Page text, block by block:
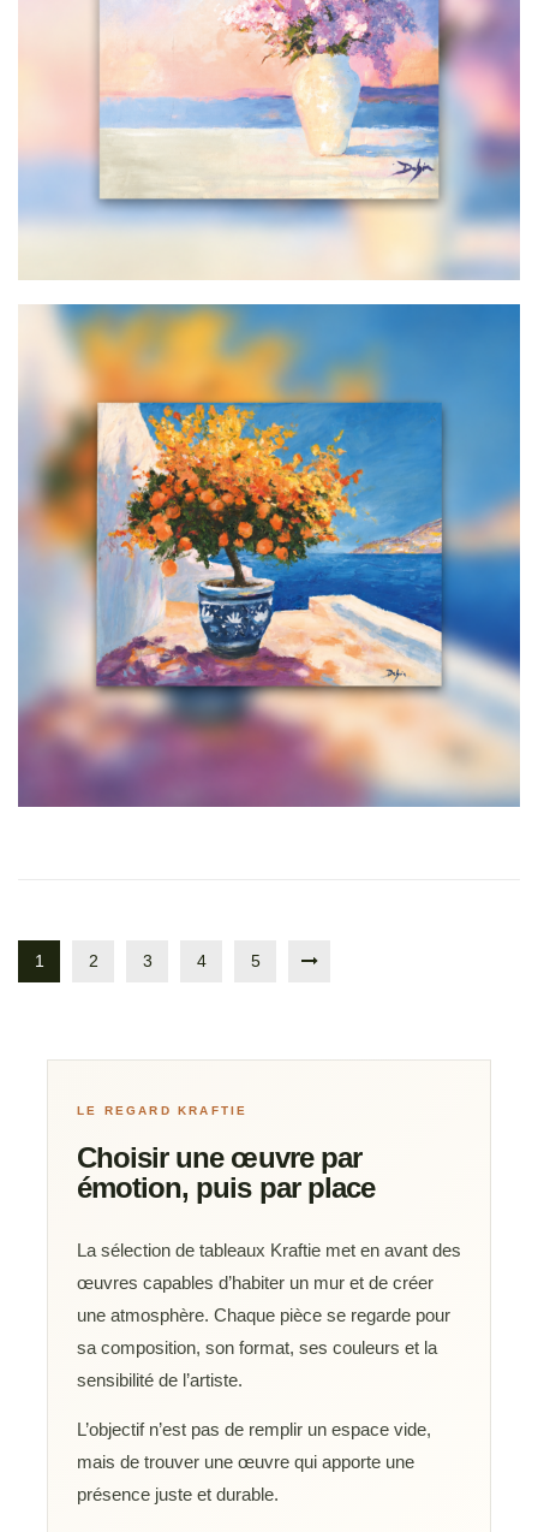
650,00€
Eclats D’orange Et D’Azure
700,00€
1 2 3 4 5
LE REGARD KRAFTIE
Choisir une œuvre par
émotion, puis par place
La sélection de tableaux Kraftie met en avant des
œuvres capables d’habiter un mur et de créer
une atmosphère. Chaque pièce se regarde pour
sa composition, son format, ses couleurs et la
sensibilité de l’artiste.
L’objectif n’est pas de remplir un espace vide,
mais de trouver une œuvre qui apporte une
présence juste et durable.